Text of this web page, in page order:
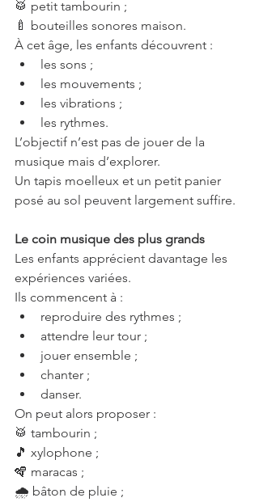
🥁 petit tambourin ;
🍼 bouteilles sonores maison.
À cet âge, les enfants découvrent :
les sons ;
les mouvements ;
les vibrations ;
les rythmes.
L’objectif n’est pas de jouer de la
musique mais d’explorer.
Un tapis moelleux et un petit panier
posé au sol peuvent largement suffire.
Le coin musique des plus grands
Les enfants apprécient davantage les
expériences variées.
Ils commencent à :
reproduire des rythmes ;
attendre leur tour ;
jouer ensemble ;
chanter ;
danser.
On peut alors proposer :
🥁 tambourin ;
🎵 xylophone ;
🪇 maracas ;
🌧 bâton de pluie ;